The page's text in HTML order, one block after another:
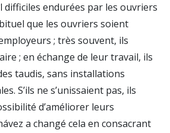
difficiles endurées par les ouvriers
que les ouvriers soient
; très souvent, ils
; en échange de leur travail, ils
taudis, sans installations
S’ils ne s’unissaient pas, ils
d’améliorer leurs
a changé cela en consacrant